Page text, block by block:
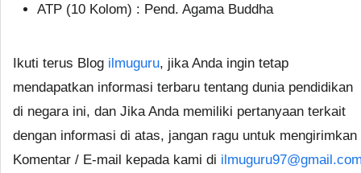
ATP (10 Kolom) : Pend. Agama Buddha
Ikuti terus Blog ilmuguru, jika Anda ingin tetap
mendapatkan informasi terbaru tentang dunia pendidikan
di negara ini, dan Jika Anda memiliki pertanyaan terkait
dengan informasi di atas, jangan ragu untuk mengirimkan
Komentar / E-mail kepada kami di